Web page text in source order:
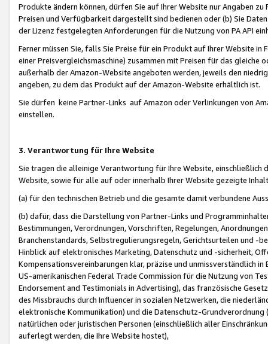
Produkte ändern können, dürfen Sie auf Ihrer Website nur Angaben
Preisen und Verfügbarkeit dargestellt sind bedienen oder (b) Sie
der Lizenz festgelegten Anforderungen für die Nutzung von PA API
Ferner müssen Sie, falls Sie Preise für ein Produkt auf Ihrer Website
einer Preisvergleichsmaschine) zusammen mit Preisen für das
außerhalb der Amazon-Website angeboten werden, jeweils den
angeben, zu dem das Produkt auf der Amazon-Website erhältlich ist.
Sie dürfen keine Partner-Links auf Amazon oder Verlinkungen von
einstellen.
3. Verantwortung für Ihre Website
Sie tragen die alleinige Verantwortung für Ihre Website,
Website, sowie für alle auf oder innerhalb Ihrer Website gezeigte
(a) für den technischen Betrieb und die gesamte damit verbundene
(b) dafür, dass die Darstellung von Partner-Links und
Bestimmungen, Verordnungen, Vorschriften, Regelungen,
Branchenstandards, Selbstregulierungsregeln, Gerichtsurteilen und -
Hinblick auf elektronisches Marketing, Datenschutz und -sicherheit,
Kompensationsvereinbarungen klar, präzise und unmissverständlich
US-amerikanischen Federal Trade Commission für die Nutzung von
Endorsement and Testimonials in Advertising), das französische
des Missbrauchs durch Influencer in sozialen Netzwerken, die
elektronische Kommunikation) und die Datenschutz-
natürlichen oder juristischen Personen (einschließlich aller
auferlegt werden, die Ihre Website hostet),